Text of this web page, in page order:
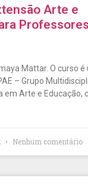
Arte e
Mattar. O curso é
– Grupo
em Arte e Educação,
Nenhum comentário